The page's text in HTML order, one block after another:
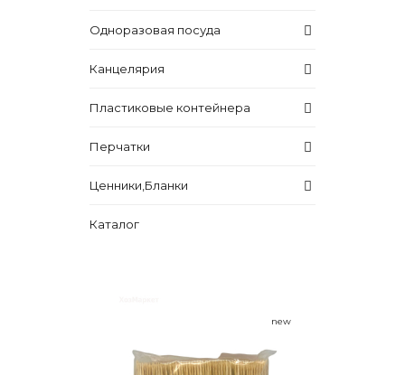
Одноразовая посуда
Канцелярия
Пластиковые контейнера
Перчатки
Ценники,Бланки
Каталог
new